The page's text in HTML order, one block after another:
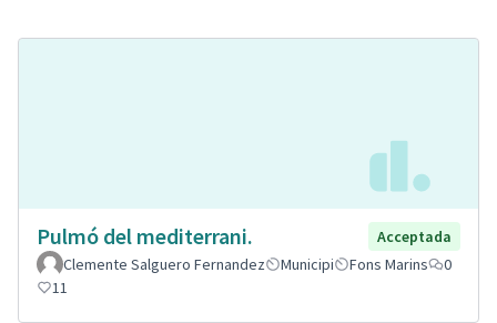
Pulmó del mediterrani.
Acceptada
Clemente Salguero Fernandez
Municipi Fons Marins
0
11